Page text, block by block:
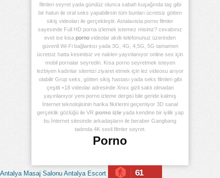
filmleri seyret yada gündüz olunca sabah kuşağında taş gibi
bir hatun ile oral seks yapabilirsin tüm bunları ücretsiz götten
sikiş videoları ile gerçekleştir. Astalavista porno filmler
sayesinde Full HD porna izlemek istemez misiniz? cevabınız
evet ise kisa porno videolar akıllı telefonunuz üzerinden
güvenli Wi-Fi bağlantısı yada 3G, 4G, 4,5G, 5G tamamen
ücretsiz hatta kesintisiz ve naklen yayınlanıyor online sex için
mobil pornalar seyredin. Kısa porno seyretmek isteyen
lezbiyen kadınlar sitemizi ziyaret etmek için lez videosu arıyor
olabilir Grup seks, götten sikiş hastası yada seks filmleri gibi
çeşitli +18 videolar adresinde Xnxx gizli saklı olmadan
yayınlanıyor yeni porno izleme dergisi bile geride kalmış
İnternet teknolojisinin harika fikirlerini geçemiyor 3D sanal
gerçeklik gözlüğü ile VR porno izleyada kendine bir iyilik yap
bu İnternet sitesinde arkadaşların ile beraber Gangbang
tadında 4K sexli filmler seyret.
Porno
Antalya Masaj Salonu Antalya Escort 61